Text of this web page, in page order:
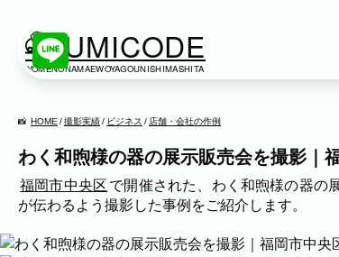
KUMICODE
YOMENONAMAEWOYAGOUNISHIMASHITA
出張撮影
下記より、ご希望の撮影カテゴリをご覧
ネット予約では予約状況の確認からご予
HOME 撮影実績 ビジネス 店舗・会社の作例
わく和煦様の器の展示販売会を撮影｜
福岡市中央区 で開催された、わく和煦様の器の
が伝わるよう撮影した事例をご紹介します。